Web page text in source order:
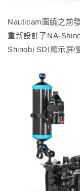
Nauticam圍繞之前
重新設計了NA-
Shinobi SDI顯示屏/